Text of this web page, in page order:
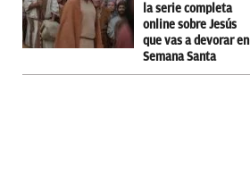
la serie completa
online sobre Jesús
que vas a devorar en
Semana Santa